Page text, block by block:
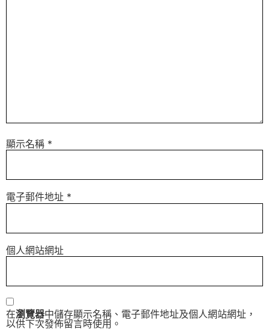
顯示名稱 *
電子郵件地址 *
個人網站網址
在瀏覽器中儲存顯示名稱、電子郵件地址及個人網站網址，
以供下次發佈留言時使用。